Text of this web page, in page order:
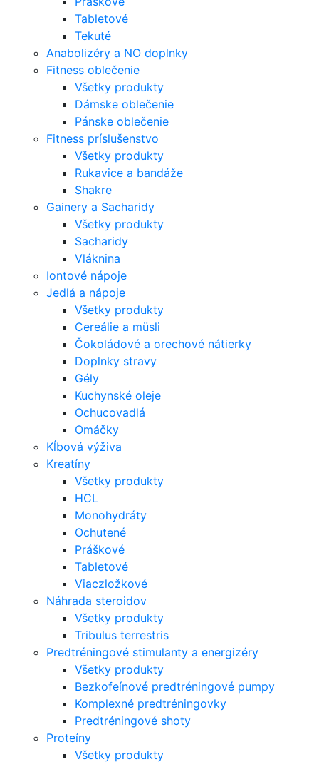
Tabletové
Tekuté
Anabolizéry a NO doplnky
Fitness oblečenie
Všetky produkty
Dámske oblečenie
Pánske oblečenie
Fitness príslušenstvo
Všetky produkty
Rukavice a bandáže
Shakre
Gainery a Sacharidy
Všetky produkty
Sacharidy
Vláknina
Iontové nápoje
Jedlá a nápoje
Všetky produkty
Cereálie a müsli
Čokoládové a orechové nátierky
Doplnky stravy
Gély
Kuchynské oleje
Ochucovadlá
Omáčky
Kĺbová výživa
Kreatíny
Všetky produkty
HCL
Monohydráty
Ochutené
Práškové
Tabletové
Viaczložkové
Náhrada steroidov
Všetky produkty
Tribulus terrestris
Predtréningové stimulanty a energizéry
Všetky produkty
Bezkofeínové predtréningové pumpy
Komplexné predtréningovky
Predtréningové shoty
Proteíny
Všetky produkty